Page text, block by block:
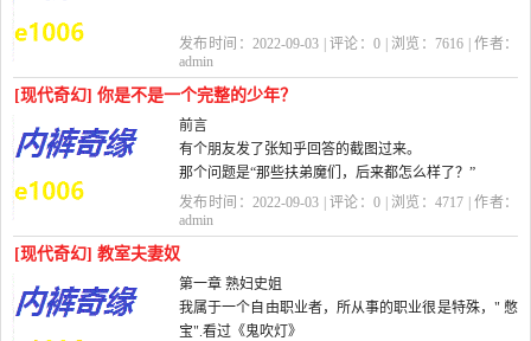
而女人总是喜欢穿极薄的透明装，让她们的乳房
有更多的空气，望着她们那
丰满要胀出来的胸部，你更会感觉空...
发布时间：2022-09-03 | 评论：0 | 浏览： 7616 | 作者：
admin
[现代奇幻] 你是不是一个完整的少年？
前言
有个朋友发了张知乎回答的截图过来。
那个问题是“那些扶弟魔们，后来都怎么样了？”
回答讲的是答主的母亲为了让弟弟的孩子上最好的幼
儿园，一路上好学校，不惜让弟媳带着孩...
发布时间：2022-09-03 | 评论：0 | 浏览：4717 | 作者：
admin
[现代奇幻] 教室夫妻奴
第一章 熟妇史姐
我属于一个自由职业者，所从事的职业很是特殊，" 憋
宝".看过《鬼吹灯》